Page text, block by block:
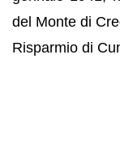
del Monte di
Risparmio di